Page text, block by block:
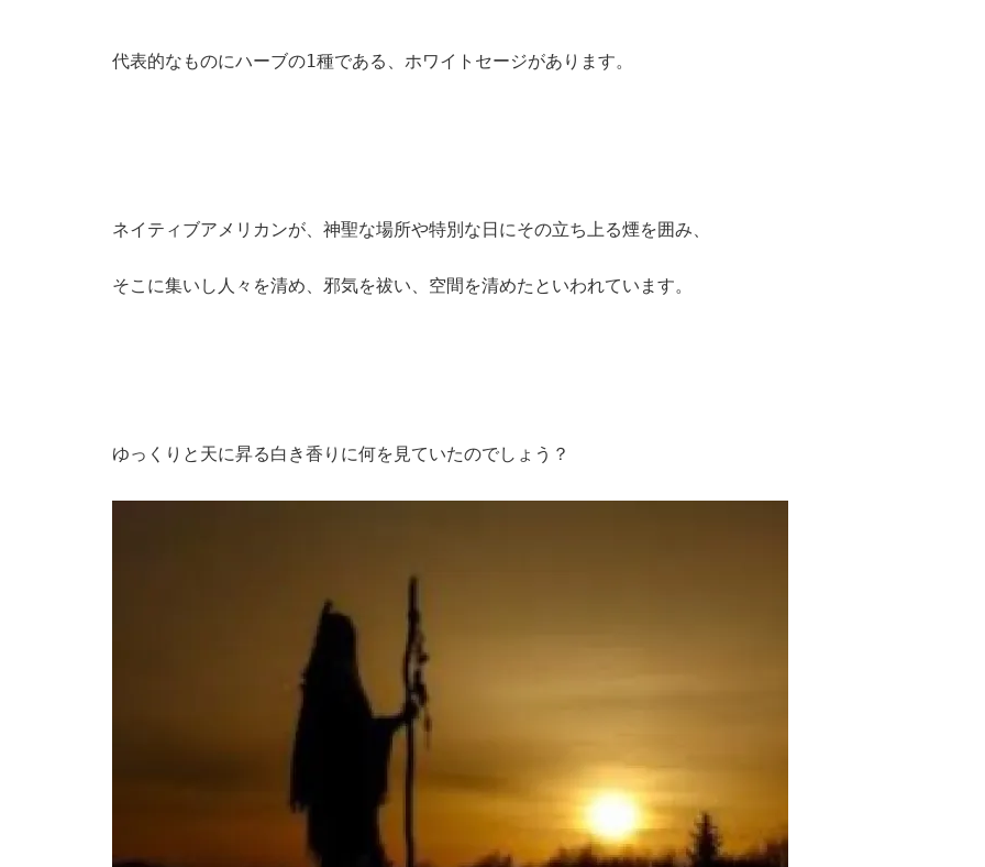
代表的なものにハーブの1種である、ホワイトセージがあります。
ネイティブアメリカンが、神聖な場所や特別な日にその立ち上る煙を囲み、
そこに集いし人々を清め、邪気を祓い、空間を清めたといわれています。
ゆっくりと天に昇る白き香りに何を見ていたのでしょう？